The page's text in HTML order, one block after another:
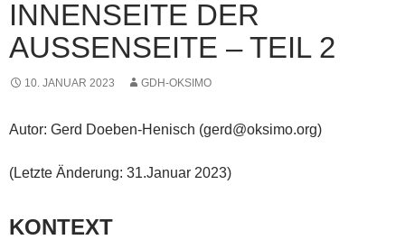
INNENSEITE DER
AUSSENSEITE – TEIL 2
10. JANUAR 2023 GDH-OKSIMO
Autor: Gerd Doeben-Henisch (gerd@oksimo.org)
(Letzte Änderung: 31.Januar 2023)
KONTEXT